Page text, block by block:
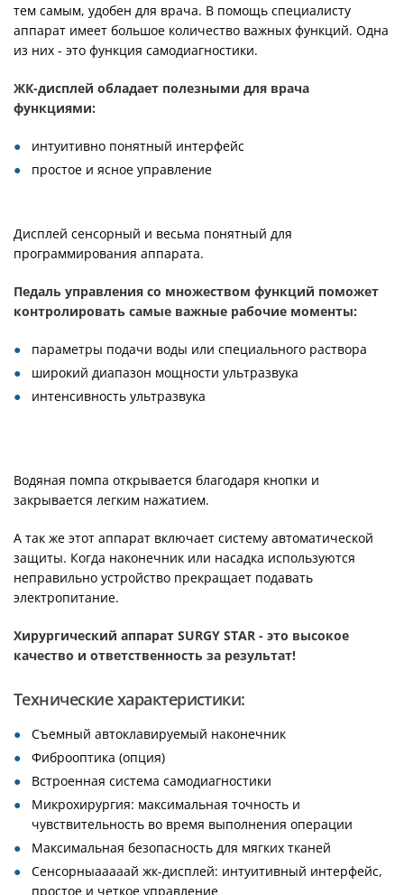
тем самым, удобен для врача. В помощь специалисту
аппарат имеет большое количество важных функций. Одна
из них - это функция самодиагностики.
ЖК-дисплей обладает полезными для врача
функциями:
интуитивно понятный интерфейс
простое и ясное управление
Дисплей сенсорный и весьма понятный для
программирования аппарата.
Педаль управления со множеством функций поможет
контролировать самые важные рабочие моменты:
параметры подачи воды или специального раствора
широкий диапазон мощности ультразвука
интенсивность ультразвука
Водяная помпа открывается благодаря кнопки и
закрывается легким нажатием.
А так же этот аппарат включает систему автоматической
защиты. Когда наконечник или насадка используются
неправильно устройство прекращает подавать
электропитание.
Хирургический аппарат SURGY STAR - это высокое
качество и ответственность за результат!
Технические характеристики:
Съемный автоклавируемый наконечник
Фиброоптика (опция)
Встроенная система самодиагностики
Микрохирургия: максимальная точность и
чувствительность во время выполнения операции
Максимальная безопасность для мягких тканей
Сенсорныaaaaaй жк-дисплей: интуитивный интерфейс,
простое и четкое управление